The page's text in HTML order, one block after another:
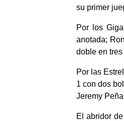
su primer
Por los
anotada;
doble en tres
Por las
1 con dos
Jeremy
El abridor